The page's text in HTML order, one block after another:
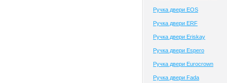
Ручка двери EOS
Ручка двери ERF
Ручка двери Eriskay
Ручка двери Espero
Ручка двери Eurocrown
Ручка двери Fada